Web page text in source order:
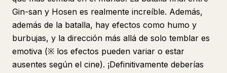
Gin-san y Hosen es realmente increíble. Además,
además de la batalla, hay efectos como humo y
burbujas, y la dirección más allá de solo temblar es
emotiva (※ los efectos pueden variar o estar
ausentes según el cine). ¡Definitivamente deberías